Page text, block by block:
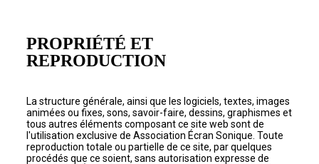
PROPRIÉTÉ ET
REPRODUCTION
La structure générale, ainsi que les logiciels, textes, images
animées ou fixes, sons, savoir-faire, dessins, graphismes et
tous autres éléments composant ce site web sont de
l'utilisation exclusive de Association Écran Sonique. Toute
reproduction totale ou partielle de ce site, par quelques
procédés que ce soient, sans autorisation expresse de